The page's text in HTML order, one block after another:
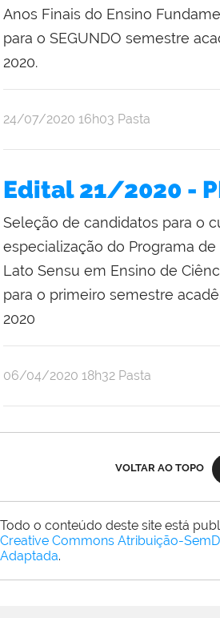
Anos Finais do Ensino
para o SEGUNDO semestre
2020.
publicado
24/07/2020 16h03 Pasta
Edital 21/2020 -
Seleção de candidatos para o
especialização do Programa de
Lato Sensu em Ensino de
para o primeiro semestre
2020
publicado
06/04/2020 18h32 Pasta
VOLTAR AO TOPO
Todo o conteúdo deste site está
Creative Commons Atribuição-
Adaptada.